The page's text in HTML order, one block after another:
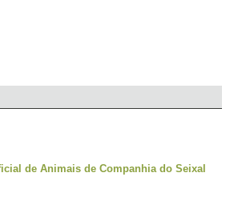
de Animais de Companhia do Seixal